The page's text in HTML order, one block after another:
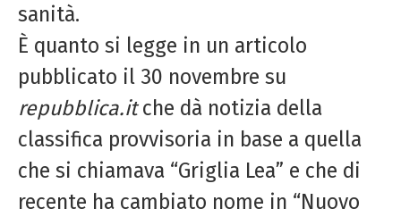
sanità.
È quanto si legge in un articolo
pubblicato il 30 novembre su
repubblica.itche dà notizia della
classifica provvisoria in base a quella
che si chiamava “Griglia Lea” e che di
recente ha cambiato nome in “Nuovo